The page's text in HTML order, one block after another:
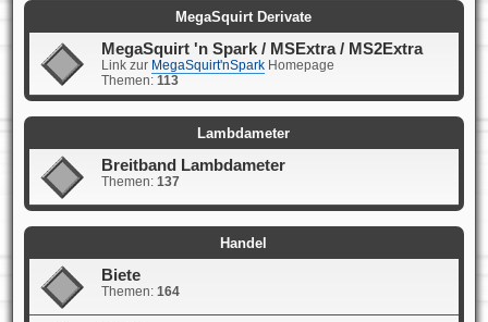
MegaSquirt Derivate
MegaSquirt 'n Spark / MSExtra / MS2Extra
Link zur MegaSquirt'nSparkHomepage
Themen: 113
Lambdameter
Breitband Lambdameter
Themen: 137
Handel
Biete
Themen: 164